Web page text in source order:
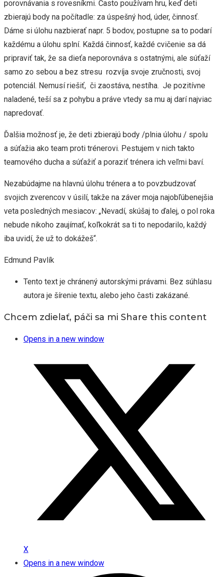
porovnávania s rovesníkmi. Často používam hru, keď deti
zbierajú body na počítadle: za úspešný hod, úder, činnosť.
Dáme si úlohu nazbierať napr. 5 bodov, postupne sa to podarí
každému a úlohu splní. Každá činnosť, každé cvičenie sa dá
pripraviť tak, že sa dieťa neporovnáva s ostatnými, ale súťaží
samo zo sebou a bez stresu rozvíja svoje zručnosti, svoj
potenciál. Nemusí riešiť, či zaostáva, nestíha. Je pozitívne
naladené, teší sa z pohybu a práve vtedy sa mu aj darí najviac
napredovať.
Ďalšia možnosť je, že deti zbierajú body /plnia úlohu / spolu
a súťažia ako team proti trénerovi. Pestujem v nich takto
teamového ducha a súťažiť a poraziť trénera ich veľmi baví.
Nezabúdajme na hlavnú úlohu trénera a to povzbudzovať
svojich zverencov v úsilí, takže na záver moja najobľúbenejšia
veta posledných mesiacov: „Nevadí, skúšaj to ďalej, o pol roka
nebude nikoho zaujímať, koľkokrát sa ti to nepodarilo, každý
iba uvidí, že už to dokážeš“.
Edmund Pavlík
Tento text je chránený autorskými právami. Bez súhlasu
autora je šírenie textu, alebo jeho časti zakázané.
Chcem zdielať, páči sa mi Share this content
Opens in a new window
X
Opens in a new window